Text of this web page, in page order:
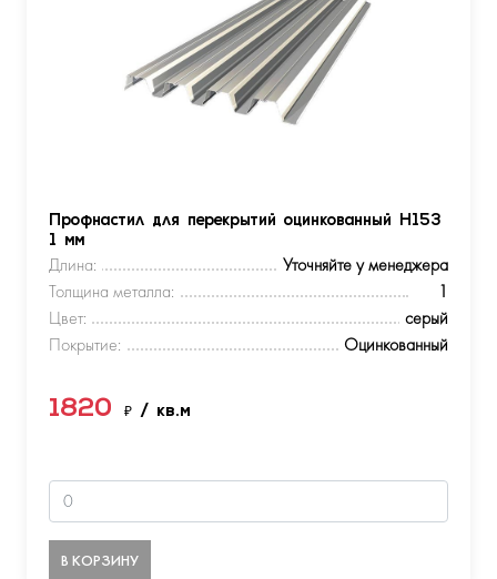
Профнастил для перекрытий оцинкованный Н153
1 мм
Длина:
Уточняйте у менеджера
Толщина металла:
1
Цвет:
серый
Покрытие:
Оцинкованный
1820 ₽ / кв.м
В КОРЗИНУ